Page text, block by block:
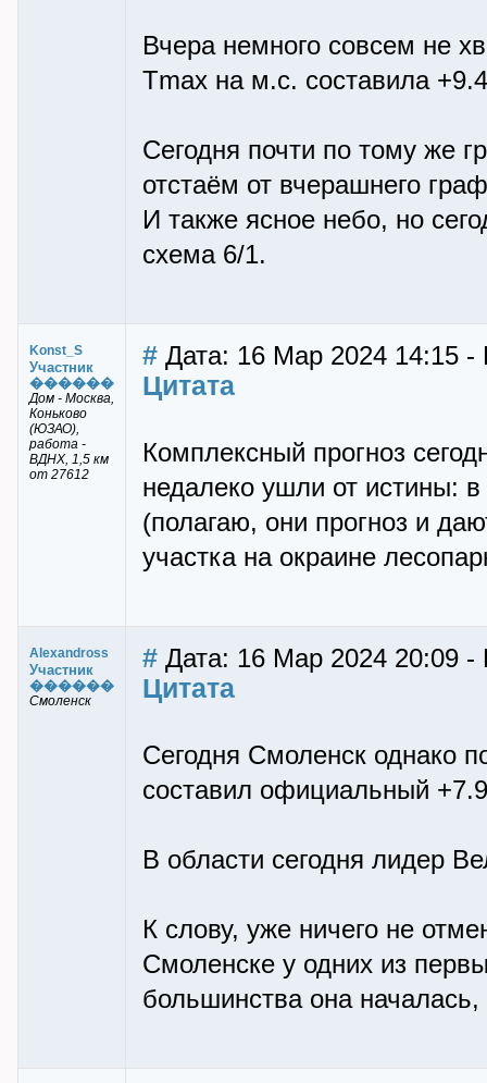
Вчера немного совсем не
Tmax на м.с. составила
Сегодня почти по тому же
отстаём от вчерашнего
И также ясное небо, но
схема 6/1.
Konst_S
Участник
������
Дом - Москва,
Коньково
(ЮЗАО),
работа -
ВДНХ, 1,5 км
от 27612
# Дата: 16 Мар 2024 14:15 -
Цитата
Комплексный прогноз
недалеко ушли от истины:
(полагаю, они прогноз и
участка на окраине
Alexandross
Участник
������
Смоленск
# Дата: 16 Мар 2024 20:09 -
Цитата
Сегодня Смоленск однако
составил официальный
В области сегодня лидер
К слову, уже ничего не
Смоленске у одних из
большинства она